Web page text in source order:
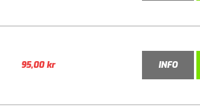
95,00kr INFO